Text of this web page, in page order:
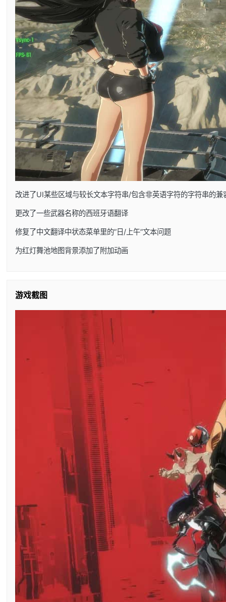
改进了UI某些区域与较长文本字符串/包含非英语字符的字符串的兼
更改了一些武器名称的西班牙语翻译
修复了中文翻译中状态菜单里的”日/上午”文本问题
为红灯舞池地图背景添加了附加动画
游戏截图